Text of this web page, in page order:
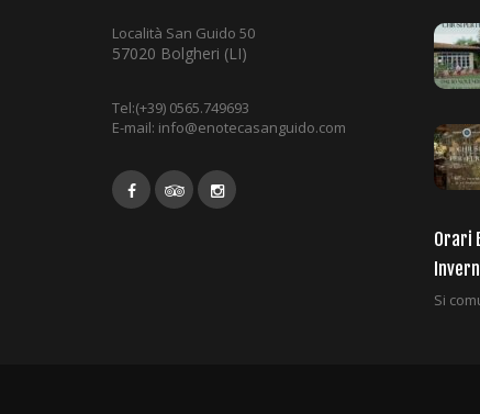
Località San Guido 50
57020 Bolgheri (LI)
Tel:(+39) 0565.749693
E-mail: info@enotecasanguido.com
Orari
Si